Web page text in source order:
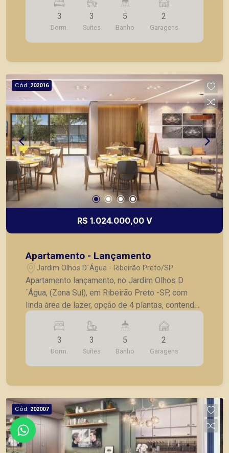
Cozinha; - Lavanderia; - Varanda gourmet; - Laje
técnica; - 2 vagas de garagem. - Fotos do
decorado. * Entrega prevista para Fevereiro de
2024. * Consultar valores atualizados e unidades
3
Dorm.
3
Suítes
5
Banho
2
Garagens
Cód. 202016
R$ 1.024.000,00 V
Apartamento - Lançamento
Jardim Olhos D´Água - Ribeirão Preto/SP
Apartamento lançamento, no Jardim Olhos D
´Água, (Zona Sul), em Ribeirão Preto -SP, com
linda área de lazer, opção de 4 plantas, contendo:
- 3 suítes; - Sala 2 ambientes; - Lavabo; -
Cozinha; - Lavanderia; - Varanda gourmet; - Laje
técnica; - 2 vagas de garagem. - Fotos do
decorado. * Entrega prevista para Fevereiro de
2024. * Consultar valores atualizados e unidades
3
Dorm.
3
Suítes
5
Banho
2
Garagens
Cód. 202007